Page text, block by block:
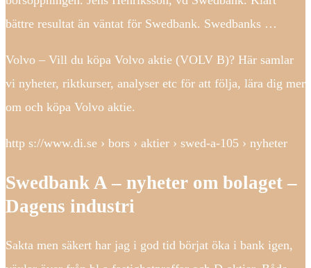
bättre resultat än väntat för Swedbank. Swedbanks …
Volvo – Vill du köpa Volvo aktie (VOLV B)? Här samlar
vi nyheter, riktkurser, analyser etc för att följa, lära dig mer
om och köpa Volvo aktie.
http s://www.di.se › bors › aktier › swed-a-105 › nyheter
Swedbank A – nyheter om bolaget –
Dagens industri
Sakta men säkert har jag i god tid börjat öka i bank igen,